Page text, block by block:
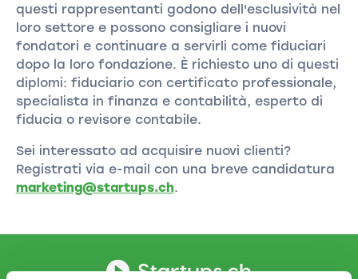
questi rappresentanti godono dell'esclusività nel
loro settore e possono consigliare i nuovi
fondatori e continuare a servirli come fiduciari
dopo la loro fondazione. È richiesto uno di questi
diplomi: fiduciario con certificato professionale,
specialista in finanza e contabilità, esperto di
fiducia o revisore contabile.
Sei interessato ad acquisire nuovi clienti?
Registrati via e-mail con una breve candidatura
marketing@startups.ch.